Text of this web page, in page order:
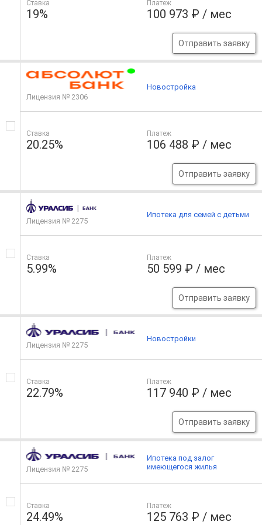
Ставка
19%
Платеж
100 973 ₽ / мес
Отправить заявку
Лицензия № 2306
Ставка
20.25%
Платеж
106 488 ₽ / мес
Отправить заявку
Новостройка
Лицензия № 2275
Ставка
5.99%
Платеж
50 599 ₽ / мес
Отправить заявку
Ипотека для семей с детьми
Лицензия № 2275
Ставка
22.79%
Платеж
117 940 ₽ / мес
Отправить заявку
Новостройки
Лицензия № 2275
Ставка
24.49%
Платеж
125 763 ₽ / мес
Ипотека под залог
имеющегося жилья